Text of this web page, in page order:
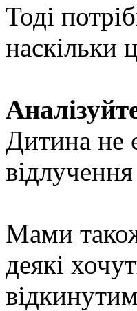
Тоді
наскільки
Дитина не
Мами
деякі